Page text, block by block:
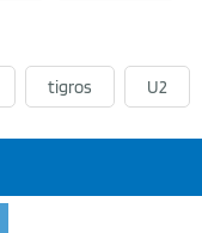
tigros U2